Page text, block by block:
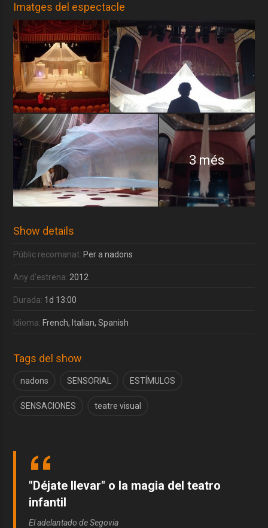
Imatges del espectacle
3 més
Show details
Públic recomanat:Per a nadons
Any d'estrena: 2012
Durada: 1d 13:00
Idioma:French, Italian, Spanish
Tags del show
nadons SENSORIAL ESTÍMULOS
SENSACIONES teatre visual
"Déjate llevar" o la magia del teatro
infantil
El adelantado de Segovia